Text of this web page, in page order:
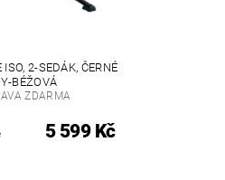
2-SEDÁK, ČERNÉ
BÉŽOVÁ
ZDARMA
5 599 Kč